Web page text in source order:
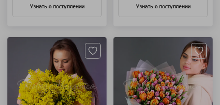
Узнать о поступлении Узнать о поступлении